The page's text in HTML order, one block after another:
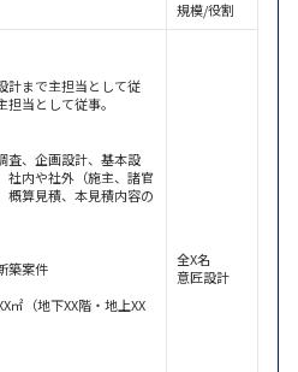
規模/役割
計まで主担当として従
当として従事。
査、企画設計、基本設
社内や社外（施主、諸官
概算見積、本見積内容の
築案件
㎡（地下XX階・地上XX
全X名
意匠設計